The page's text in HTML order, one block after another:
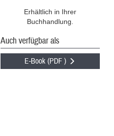
Erhältlich in Ihrer
Buchhandlung.
Auch verfügbar als
E-Book (PDF )